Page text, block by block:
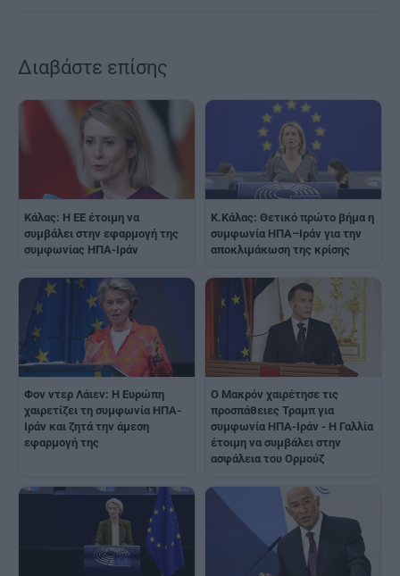
Διαβάστε επίσης
Κάλας: Η ΕΕ έτοιμη να
συμβάλει στην εφαρμογή της
συμφωνίας ΗΠΑ-Ιράν
K.Κάλας: Θετικό πρώτο βήμα η
συμφωνία ΗΠΑ–Ιράν για την
αποκλιμάκωση της κρίσης
Φον ντερ Λάιεν: Η Ευρώπη
χαιρετίζει τη συμφωνία ΗΠΑ-
Ιράν και ζητά την άμεση
εφαρμογή της
Ο Μακρόν χαιρέτησε τις
προσπάθειες Τραμπ για
συμφωνία ΗΠΑ-Ιράν - Η Γαλλία
έτοιμη να συμβάλει στην
ασφάλεια του Ορμούζ